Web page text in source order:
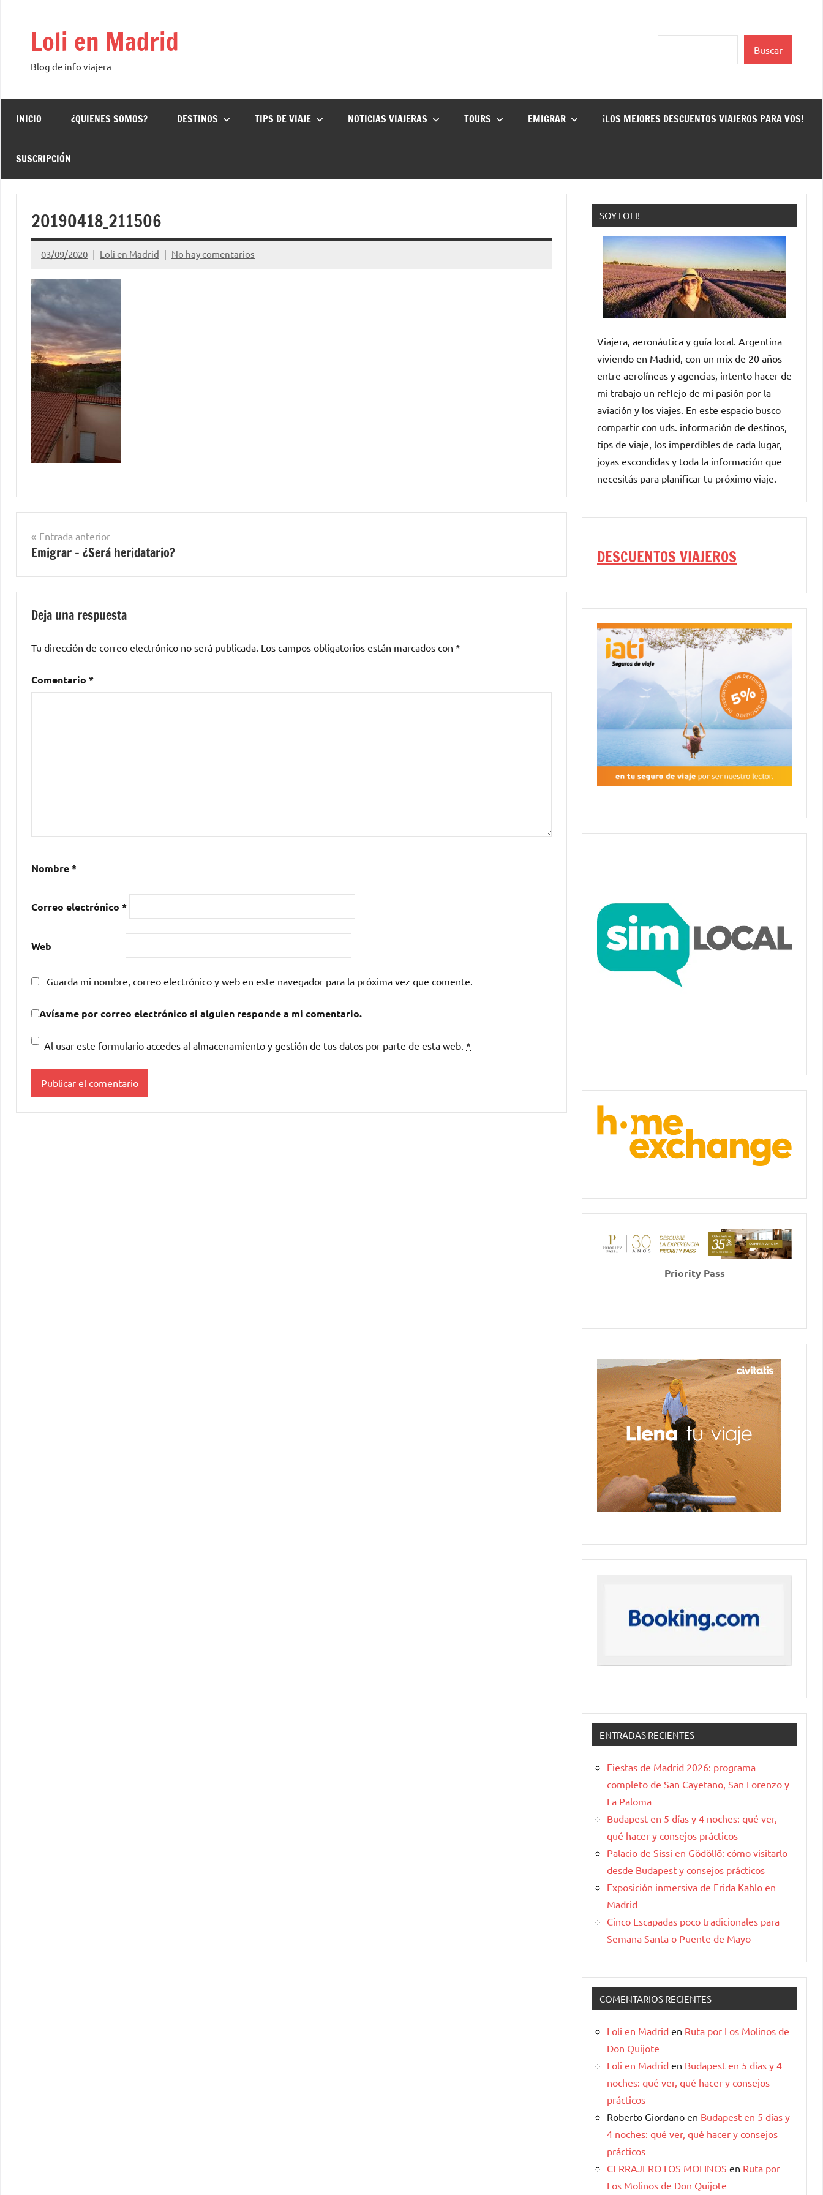
contenidoLoli en Madrid
Blog de info viajera
Buscar
INICIO ¿QUIENES SOMOS? DESTINOS TIPS DE VIAJE NOTICIAS VIAJERAS TOURS EMIGRAR ¡LOS MEJORES DESCUENTOS VIAJEROS PARA VOS!
SUSCRIPCIÓN
20190418_211506
03/09/2020 Loli en Madrid No hay comentarios
Navegación
de
entradas
Entrada anterior
Emigrar – ¿Será heridatario?
Deja una respuesta
Tu dirección de correo electrónico no será publicada. Los campos obligatorios están marcados con *
Comentario *
Nombre*
Correo electrónico *
Web
Guarda mi nombre, correo electrónico y web en este navegador para la próxima vez que comente.
Avísame por correo electrónico si alguien responde a mi comentario.
Al usar este formulario accedes al almacenamiento y gestión de tus datos por parte de esta web. *
SOY LOLI!
Viajera, aeronáutica y guía local. Argentina
viviendo en Madrid, con un mix de 20 años
entre aerolíneas y agencias, intento hacer de
mi trabajo un reflejo de mi pasión por la
aviación y los viajes. En este espacio busco
compartir con uds. información de destinos,
tips de viaje, los imperdibles de cada lugar,
joyas escondidas y toda la información que
necesitás para planificar tu próximo viaje.
DESCUENTOS VIAJEROS
Priority Pass
ENTRADAS RECIENTES
Fiestas de Madrid 2026: programa
completo de San Cayetano, San Lorenzo y
La Paloma
Budapest en 5 días y 4 noches: qué ver,
qué hacer y consejos prácticos
Palacio de Sissi en Gödöllő: cómo visitarlo
desde Budapest y consejos prácticos
Exposición inmersiva de Frida Kahlo en
Madrid
Cinco Escapadas poco tradicionales para
Semana Santa o Puente de Mayo
COMENTARIOS RECIENTES
Loli en Madrid en Ruta por Los Molinos de
Don Quijote
Loli en Madrid en Budapest en 5 días y 4
noches: qué ver, qué hacer y consejos
prácticos
Roberto Giordano en Budapest en 5 días y
4 noches: qué ver, qué hacer y consejos
prácticos
CERRAJERO LOS MOLINOS en Ruta por
Los Molinos de Don Quijote